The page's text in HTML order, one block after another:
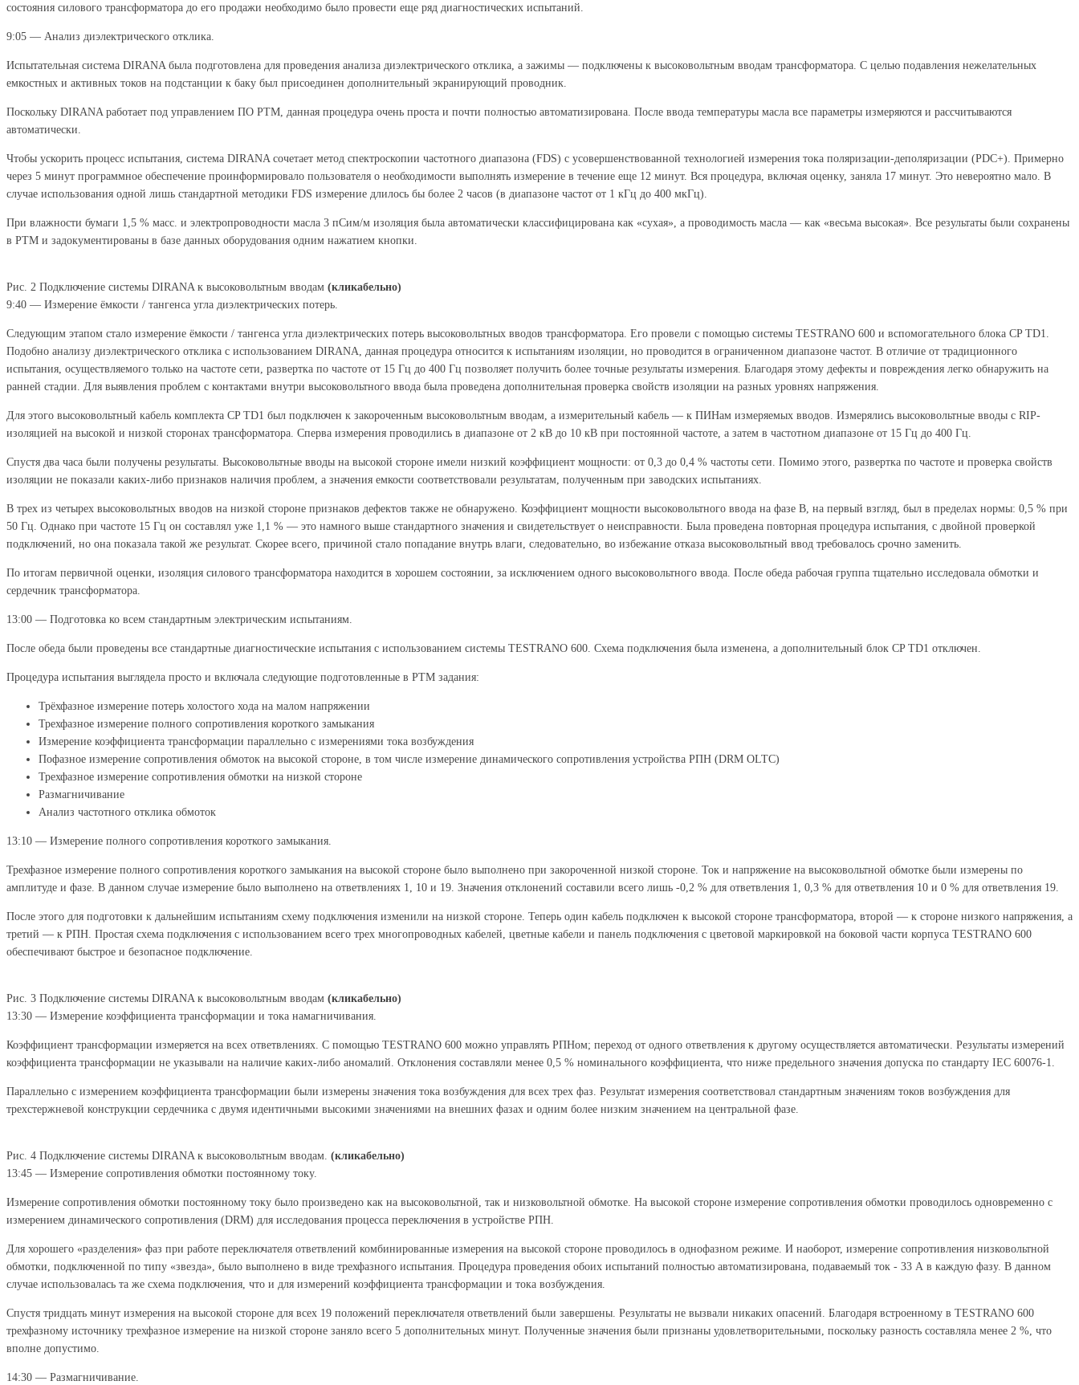
состояния силового трансформатора до его продажи необходимо было провести еще ряд диагностических испытаний.
9:05 — Анализ диэлектрического отклика.
Испытательная система DIRANA была подготовлена для проведения анализа диэлектрического отклика, а зажимы — подключены к высоковольтным вводам трансформатора. С целью подавления нежелательных
емкостных и активных токов на подстанции к баку был присоединен дополнительный экранирующий проводник.
Поскольку DIRANA работает под управлением ПО PTM, данная процедура очень проста и почти полностью автоматизирована. После ввода температуры масла все параметры измеряются и рассчитываются
автоматически.
Чтобы ускорить процесс испытания, система DIRANA сочетает метод спектроскопии частотного диапазона (FDS) с усовершенствованной технологией измерения тока поляризации-деполяризации (PDC+). Примерно
через 5 минут программное обеспечение проинформировало пользователя о необходимости выполнять измерение в течение еще 12 минут. Вся процедура, включая оценку, заняла 17 минут. Это невероятно мало. В
случае использования одной лишь стандартной методики FDS измерение длилось бы более 2 часов (в диапазоне частот от 1 кГц до 400 мкГц).
При влажности бумаги 1,5 % масс. и электропроводности масла 3 пСим/м изоляция была автоматически классифицирована как «сухая», а проводимость масла — как «весьма высокая». Все результаты были сохранены
в PTM и задокументированы в базе данных оборудования одним нажатием кнопки.
Рис. 2 Подключение системы DIRANA к высоковольтным вводам (кликабельно)
9:40 — Измерение ёмкости / тангенса угла диэлектрических потерь.
Следующим этапом стало измерение ёмкости / тангенса угла диэлектрических потерь высоковольтных вводов трансформатора. Его провели с помощью системы TESTRANO 600 и вспомогательного блока CP TD1.
Подобно анализу диэлектрического отклика с использованием DIRANA, данная процедура относится к испытаниям изоляции, но проводится в ограниченном диапазоне частот. В отличие от традиционного
испытания, осуществляемого только на частоте сети, развертка по частоте от 15 Гц до 400 Гц позволяет получить более точные результаты измерения. Благодаря этому дефекты и повреждения легко обнаружить на
ранней стадии. Для выявления проблем с контактами внутри высоковольтного ввода была проведена дополнительная проверка свойств изоляции на разных уровнях напряжения.
Для этого высоковольтный кабель комплекта CP TD1 был подключен к закороченным высоковольтным вводам, а измерительный кабель — к ПИНам измеряемых вводов. Измерялись высоковольтные вводы с RIP-
изоляцией на высокой и низкой сторонах трансформатора. Сперва измерения проводились в диапазоне от 2 кВ до 10 кВ при постоянной частоте, а затем в частотном диапазоне от 15 Гц до 400 Гц.
Спустя два часа были получены результаты. Высоковольтные вводы на высокой стороне имели низкий коэффициент мощности: от 0,3 до 0,4 % частоты сети. Помимо этого, развертка по частоте и проверка свойств
изоляции не показали каких-либо признаков наличия проблем, а значения емкости соответствовали результатам, полученным при заводских испытаниях.
В трех из четырех высоковольтных вводов на низкой стороне признаков дефектов также не обнаружено. Коэффициент мощности высоковольтного ввода на фазе В, на первый взгляд, был в пределах нормы: 0,5 % при
50 Гц. Однако при частоте 15 Гц он составлял уже 1,1 % — это намного выше стандартного значения и свидетельствует о неисправности. Была проведена повторная процедура испытания, с двойной проверкой
подключений, но она показала такой же результат. Скорее всего, причиной стало попадание внутрь влаги, следовательно, во избежание отказа высоковольтный ввод требовалось срочно заменить.
По итогам первичной оценки, изоляция силового трансформатора находится в хорошем состоянии, за исключением одного высоковольтного ввода. После обеда рабочая группа тщательно исследовала обмотки и
сердечник трансформатора.
13:00 — Подготовка ко всем стандартным электрическим испытаниям.
После обеда были проведены все стандартные диагностические испытания с использованием системы TESTRANO 600. Схема подключения была изменена, а дополнительный блок CP TD1 отключен.
Процедура испытания выглядела просто и включала следующие подготовленные в PTM задания:
Трёхфазное измерение потерь холостого хода на малом напряжении
Трехфазное измерение полного сопротивления короткого замыкания
Измерение коэффициента трансформации параллельно с измерениями тока возбуждения
Пофазное измерение сопротивления обмоток на высокой стороне, в том числе измерение динамического сопротивления устройства РПН (DRM OLTC)
Трехфазное измерение сопротивления обмотки на низкой стороне
Размагничивание
Анализ частотного отклика обмоток
13:10 — Измерение полного сопротивления короткого замыкания.
Трехфазное измерение полного сопротивления короткого замыкания на высокой стороне было выполнено при закороченной низкой стороне. Ток и напряжение на высоковольтной обмотке были измерены по
амплитуде и фазе. В данном случае измерение было выполнено на ответвлениях 1, 10 и 19. Значения отклонений составили всего лишь -0,2 % для ответвления 1, 0,3 % для ответвления 10 и 0 % для ответвления 19.
После этого для подготовки к дальнейшим испытаниям схему подключения изменили на низкой стороне. Теперь один кабель подключен к высокой стороне трансформатора, второй — к стороне низкого напряжения, а
третий — к РПН. Простая схема подключения с использованием всего трех многопроводных кабелей, цветные кабели и панель подключения с цветовой маркировкой на боковой части корпуса TESTRANO 600
обеспечивают быстрое и безопасное подключение.
Рис. 3 Подключение системы DIRANA к высоковольтным вводам (кликабельно)
13:30 — Измерение коэффициента трансформации и тока намагничивания.
Коэффициент трансформации измеряется на всех ответвлениях. С помощью TESTRANO 600 можно управлять РПНом; переход от одного ответвления к другому осуществляется автоматически. Результаты измерений
коэффициента трансформации не указывали на наличие каких-либо аномалий. Отклонения составляли менее 0,5 % номинального коэффициента, что ниже предельного значения допуска по стандарту IEC 60076-1.
Параллельно с измерением коэффициента трансформации были измерены значения тока возбуждения для всех трех фаз. Результат измерения соответствовал стандартным значениям токов возбуждения для
трехстержневой конструкции сердечника с двумя идентичными высокими значениями на внешних фазах и одним более низким значением на центральной фазе.
Рис. 4 Подключение системы DIRANA к высоковольтным вводам. (кликабельно)
13:45 — Измерение сопротивления обмотки постоянному току.
Измерение сопротивления обмотки постоянному току было произведено как на высоковольтной, так и низковольтной обмотке. На высокой стороне измерение сопротивления обмотки проводилось одновременно с
измерением динамического сопротивления (DRM) для исследования процесса переключения в устройстве РПН.
Для хорошего «разделения» фаз при работе переключателя ответвлений комбинированные измерения на высокой стороне проводилось в однофазном режиме. И наоборот, измерение сопротивления низковольтной
обмотки, подключенной по типу «звезда», было выполнено в виде трехфазного испытания. Процедура проведения обоих испытаний полностью автоматизирована, подаваемый ток - 33 А в каждую фазу. В данном
случае использовалась та же схема подключения, что и для измерений коэффициента трансформации и тока возбуждения.
Спустя тридцать минут измерения на высокой стороне для всех 19 положений переключателя ответвлений были завершены. Результаты не вызвали никаких опасений. Благодаря встроенному в TESTRANO 600
трехфазному источнику трехфазное измерение на низкой стороне заняло всего 5 дополнительных минут. Полученные значения были признаны удовлетворительными, поскольку разность составляла менее 2 %, что
вполне допустимо.
14:30 — Размагничивание.